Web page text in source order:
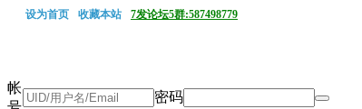
设为首页 收藏本站 7发论坛5群:587498779
帐
密码